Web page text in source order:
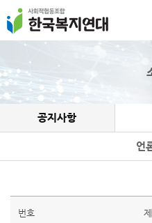
공지사항
언
번호